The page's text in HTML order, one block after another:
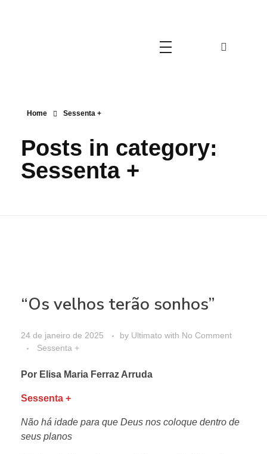
Home Sessenta +
Posts in category:
Sessenta +
“Os velhos terão sonhos”
24 de janeiro de 2025 by Ultimato with No Comment
Sessenta +
Por Elisa Maria Ferraz Arruda
Sessenta +
Não há idade para que Deus nos coloque dentro de
seus planos